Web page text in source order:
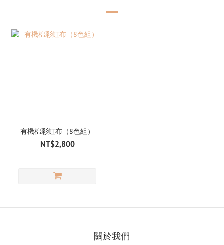
有機棉彩虹布（8色組）
NT$2,800
關於我們